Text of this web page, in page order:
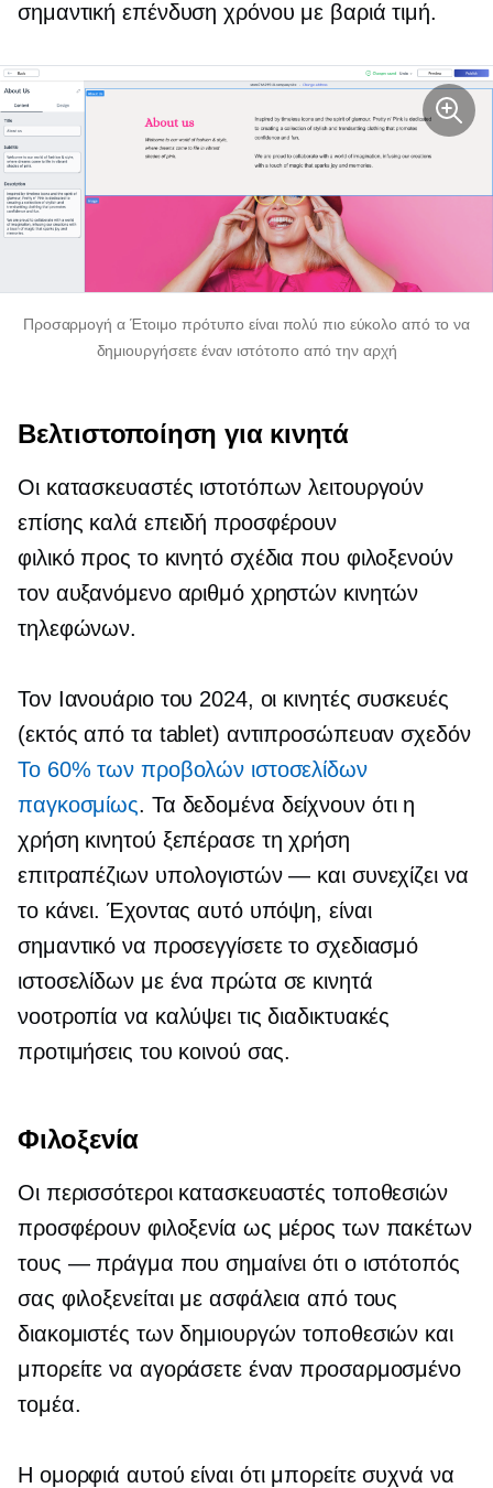
σημαντική επένδυση χρόνου με βαριά τιμή.
Προσαρμογή α Έτοιμο πρότυπο είναι πολύ πιο εύκολο από το να
δημιουργήσετε έναν ιστότοπο από την αρχή
Βελτιστοποίηση για κινητά
Οι κατασκευαστές ιστοτόπων λειτουργούν
επίσης καλά επειδή προσφέρουν
φιλικό προς το κινητόσχέδια που φιλοξενούν
τον αυξανόμενο αριθμό χρηστών κινητών
τηλεφώνων.
Τον Ιανουάριο του 2024, οι κινητές συσκευές
(εκτός από τα tablet) αντιπροσώπευαν σχεδόν
Το 60% των προβολών ιστοσελίδων
παγκοσμίως. Τα δεδομένα δείχνουν ότι η
χρήση κινητού ξεπέρασε τη χρήση
επιτραπέζιων υπολογιστών — και συνεχίζει να
το κάνει. Έχοντας αυτό υπόψη, είναι
σημαντικό να προσεγγίσετε το σχεδιασμό
ιστοσελίδων με έναπρώτα σε κινητά
νοοτροπία να καλύψει τις διαδικτυακές
προτιμήσεις του κοινού σας.
Φιλοξενία
Οι περισσότεροι κατασκευαστές τοποθεσιών
προσφέρουν φιλοξενία ως μέρος των πακέτων
τους — πράγμα που σημαίνει ότι ο ιστότοπός
σας φιλοξενείται με ασφάλεια από τους
διακομιστές των δημιουργών τοποθεσιών και
μπορείτε να αγοράσετε έναν προσαρμοσμένο
τομέα.
Η ομορφιά αυτού είναι ότι μπορείτε συχνά να